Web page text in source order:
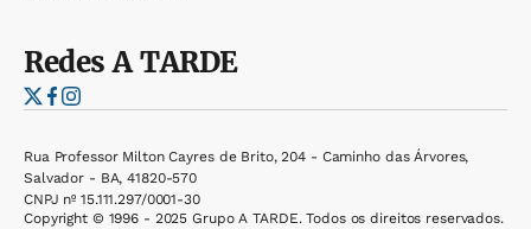
RedesA TARDE
Rua Professor Milton Cayres de Brito, 204 - Caminho das Árvores,
Salvador - BA, 41820-570
CNPJ nº 15.111.297/0001-30
Copyright © 1996 - 2025 Grupo A TARDE. Todos os direitos reservados.